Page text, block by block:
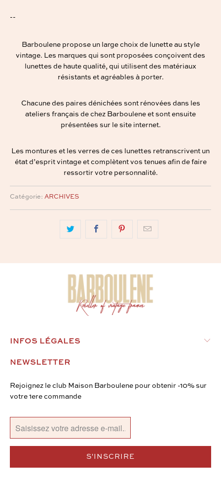
--
Barboulene propose un large choix de lunette au style
vintage. Les marques qui sont proposées conçoivent des
lunettes de haute qualité, qui utilisent des matériaux
résistants et agréables à porter.
Chacune des paires dénichées sont rénovées dans les
ateliers français de chez Barboulene et sont ensuite
présentées sur le site internet.
Les montures et les verres de ces lunettes retranscrivent un
état d’esprit vintage et complètent vos tenues afin de faire
ressortir votre personnalité.
Catégorie: ARCHIVES
INFOS LÉGALES
NEWSLETTER
Rejoignez le club Maison Barboulene pour obtenir -10% sur
votre 1ere commande